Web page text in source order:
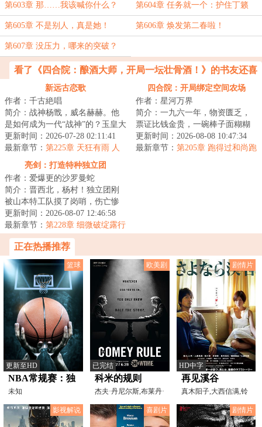
第603章 那……我该喊你什么？ 第604章 任务就一个：护住丁籁
第605章 不是别人，真是她！ 第606章 焕发第二春啦！
第607章 没压力，哪来的突破？
看了《四合院：酿酒大师，开局一坛壮骨酒！》的书友还喜
新远古恋歌
作者：千古絶唱
简介：战神杨戬，威名赫赫。他
是如何成为一代“战神”的？玉皇大
帝：杨戬，虽然你是我小舅子，
但是，你也...
更新时间：2026-07-28 02:11:41
最新章节： 第225章 天狂有雨 人
狂有祸
四合院：开局绑定空间农场
作者：星河万界
简介：一九六一年，物资匮乏，
票证比钱金贵，一碗棒子面糊糊
就能吊住一条命。&lt;br/&gt;李阳
重生回到京...
更新时间：2026-08-08 10:47:34
最新章节： 第205章 跑得过和尚跑
亮剑：打造特种独立团
作者：爱爆更的沙罗曼蛇
简介：晋西北，杨村！独立团刚
被山本特工队摸了岗哨，伤亡惨
重，全团憋屈到了极点！
&lt;br/&gt;前世顶级...
更新时间：2026-08-07 12:46:58
最新章节： 第228章 细微破绽露行
藏
正在热播推荐
篮球
更新至HD
NBA常规赛：独
行侠VS公牛
20260111
未知
欧美剧
已完结
科米的规则
杰夫·丹尼尔斯,布莱丹·
格里森,霍利·亨特
剧情片
HD中字
再见溪谷
真木阳子,大西信满,铃
木杏,大森南朋,井浦新
影视解说
喜剧片 剧情片